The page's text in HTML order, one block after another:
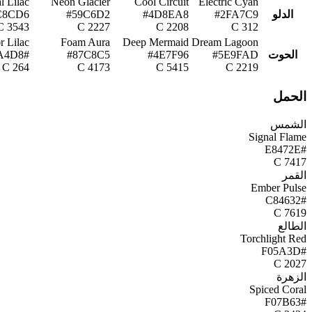
الدلو
#2FA7C9
312 C
#4D8EA8
2208 C
#59C6D2
2227 C
3543 C
الحوت
Dream Lagoon
#5E9FAD
2219 C
Deep Mermaid
#4E7F96
5415 C
Foam Aura
#87C8C5
4173 C
Lilac
#B6A4D8
264 C
الحمل
الشمس
Signal Flame
#E8472E
7417 C
القمر
Ember Pulse
#C84632
7619 C
الطالع
Torchlight Red
#F05A3D
2027 C
الزهرة
Spiced Coral
#F07B63